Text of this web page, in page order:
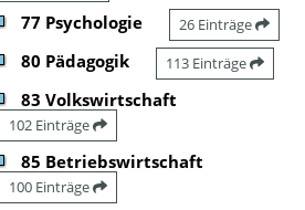
77 Psychologie 26 Einträge
80 Pädagogik 113 Einträge
83 Volkswirtschaft
102 Einträge
85 Betriebswirtschaft
100 Einträge